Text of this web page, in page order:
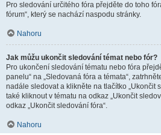
Pro sledování určitého fóra přejděte do toho
fórum“, který se nachází naspodu stránky.
Nahoru
Jak můžu ukončit sledování témat nebo fór?
Pro ukončení sledování tématu nebo fóra
panelu“ na „Sledovaná fóra a témata“,
nadále sledovat a klikněte na tlačítko „Ukončit
také kliknout v tématu na odkaz „Ukončit
odkaz „Ukončit sledování fóra“.
Nahoru